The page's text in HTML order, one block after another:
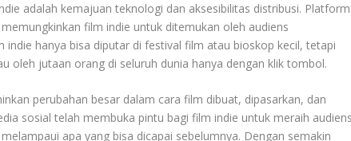
adalah kemajuan teknologi dan aksesibilitas distribusi. Platform
film indie untuk ditemukan oleh audiens
indie hanya bisa diputar di festival film atau bioskop kecil, tetapi
oleh jutaan orang di seluruh dunia hanya dengan klik tombol.
perubahan besar dalam cara film dibuat, dipasarkan, dan
sosial telah membuka pintu bagi film indie untuk meraih audiens
apa yang bisa dicapai sebelumnya. Dengan semakin